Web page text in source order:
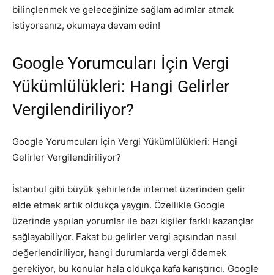
bilinçlenmek ve geleceğinize sağlam adımlar atmak
istiyorsanız, okumaya devam edin!
Google Yorumcuları İçin Vergi
Yükümlülükleri: Hangi Gelirler
Vergilendiriliyor?
Google Yorumcuları İçin Vergi Yükümlülükleri: Hangi
Gelirler Vergilendiriliyor?
İstanbul gibi büyük şehirlerde internet üzerinden gelir
elde etmek artık oldukça yaygın. Özellikle Google
üzerinde yapılan yorumlar ile bazı kişiler farklı kazançlar
sağlayabiliyor. Fakat bu gelirler vergi açısından nasıl
değerlendiriliyor, hangi durumlarda vergi ödemek
gerekiyor, bu konular hala oldukça kafa karıştırıcı. Google